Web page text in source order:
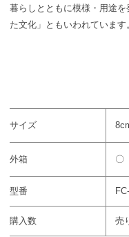
暮らしとともに模様・用途
た文化」ともいわれています
サイズ
外箱 〇
型番
購入数 売